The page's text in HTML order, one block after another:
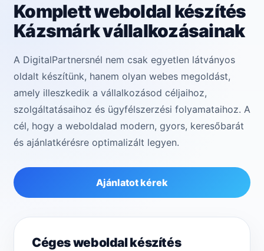
Komplett weboldal készítés
Kázsmárk vállalkozásainak
A DigitalPartnersnél nem csak egyetlen látványos
oldalt készítünk, hanem olyan webes megoldást,
amely illeszkedik a vállalkozásod céljaihoz,
szolgáltatásaihoz és ügyfélszerzési folyamataihoz. A
cél, hogy a weboldalad modern, gyors, keresőbarát
és ajánlatkérésre optimalizált legyen.
Ajánlatot kérek
Céges weboldal készítés